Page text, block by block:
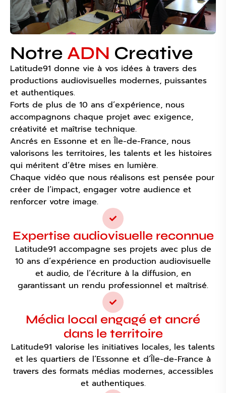
Notre ADN Creative
Latitude91 donne vie à vos idées à travers des
productions audiovisuelles modernes, puissantes
et authentiques.
Forts de plus de 10 ans d’expérience, nous
accompagnons chaque projet avec exigence,
créativité et maîtrise technique.
Ancrés en Essonne et en Île-de-France, nous
valorisons les territoires, les talents et les histoires
qui méritent d’être mises en lumière.
Chaque vidéo que nous réalisons est pensée pour
créer de l’impact, engager votre audience et
renforcer votre image.
Expertise audiovisuelle reconnue
Latitude91 accompagne ses projets avec plus de
10 ans d’expérience en production audiovisuelle
et audio, de l’écriture à la diffusion, en
garantissant un rendu professionnel et maîtrisé.
Média local engagé et ancré
dans le territoire
Latitude91 valorise les initiatives locales, les talents
et les quartiers de l’Essonne et d’Île-de-France à
travers des formats médias modernes, accessibles
et authentiques.